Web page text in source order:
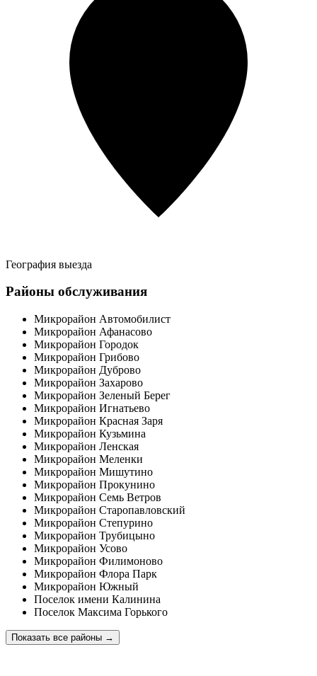
География выезда
Районы обслуживания
Микрорайон Автомобилист
Микрорайон Афанасово
Микрорайон Городок
Микрорайон Грибово
Микрорайон Дуброво
Микрорайон Захарово
Микрорайон Зеленый Берег
Микрорайон Игнатьево
Микрорайон Красная Заря
Микрорайон Кузьмина
Микрорайон Ленская
Микрорайон Меленки
Микрорайон Мишутино
Микрорайон Прокунино
Микрорайон Семь Ветров
Микрорайон Старопавловский
Микрорайон Степурино
Микрорайон Трубицыно
Микрорайон Усово
Микрорайон Филимоново
Микрорайон Флора Парк
Микрорайон Южный
Поселок имени Калинина
Поселок Максима Горького
Показать все районы →